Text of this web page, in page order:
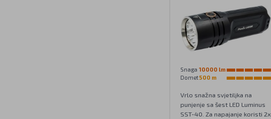
Snaga 10000 lm
Domet500 m
Vrlo snažna svjetiljka na
punjenje sa šest LED Luminus
SST-40. Za napajanje koristi 2x